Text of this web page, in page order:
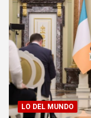
LO DEL MUNDO